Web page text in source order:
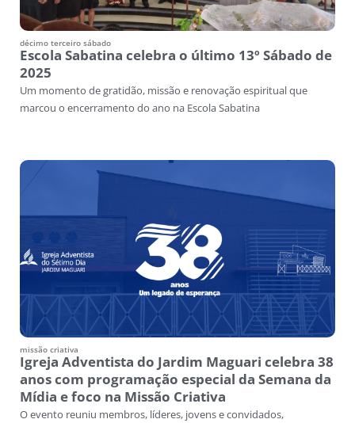
décimo terceiro sábado
Escola Sabatina celebra o último 13º Sábado de
2025
Um momento de gratidão, missão e renovação espiritual que
marcou o encerramento do ano na Escola Sabatina
missão criativa
Igreja Adventista do Jardim Maguari celebra 38
anos com programação especial da Semana da
Mídia e foco na Missão Criativa
O evento reuniu membros, líderes, jovens e convidados,